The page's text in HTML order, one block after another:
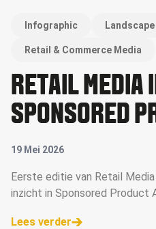
Infographic Landscape
Retail & Commerce Media
RETAIL MEDIA
SPONSORED
19 Mei 2026
Eerste editie van Retail
inzicht in Sponsored Product
Lees verder